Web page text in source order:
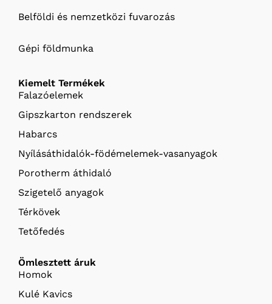
Belföldi és nemzetközi fuvarozás
Gépi földmunka
Kiemelt Termékek
Falazóelemek
Gipszkarton rendszerek
Habarcs
Nyílásáthidalók-födémelemek-vasanyagok
Porotherm áthidaló
Szigetelő anyagok
Térkövek
Tetőfedés
Ömlesztett áruk
Homok
Kulé Kavics